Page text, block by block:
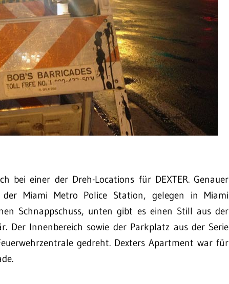
bei einer der Dreh-Locations für DEXTER. Genauer
Miami Metro Police Station, gelegen in Miami
Schnappschuss, unten gibt es einen Still aus der
Der Innenbereich sowie der Parkplatz aus der Serie
gedreht. Dexters Apartment war für